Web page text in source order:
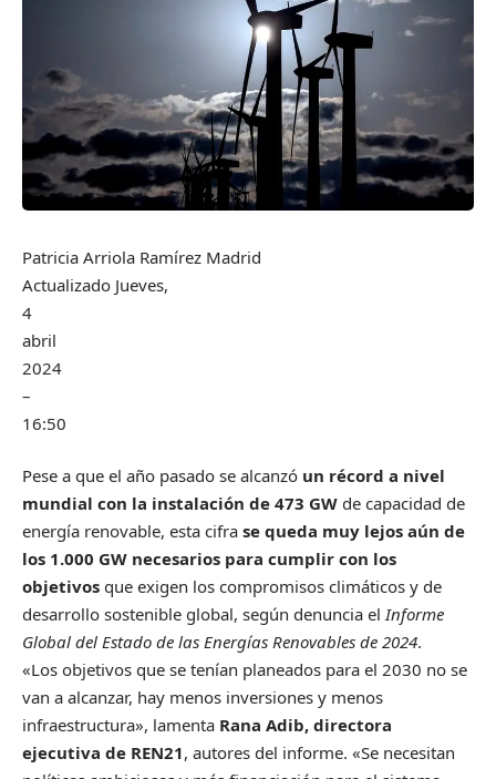
Patricia Arriola Ramírez Madrid
Actualizado Jueves,
4
abril
2024
–
16:50
Pese a que el año pasado se alcanzó un récord a nivel
mundial con la instalación de 473 GW de capacidad de
energía renovable, esta cifra se queda muy lejos aún de
los 1.000 GW necesarios para cumplir con los
objetivos que exigen los compromisos climáticos y de
desarrollo sostenible global, según denuncia elInforme
Global del Estado de las Energías Renovables de 2024.
«Los objetivos que se tenían planeados para el 2030 no se
van a alcanzar, hay menos inversiones y menos
infraestructura», lamenta Rana Adib, directora
ejecutiva de REN21, autores del informe. «Se necesitan